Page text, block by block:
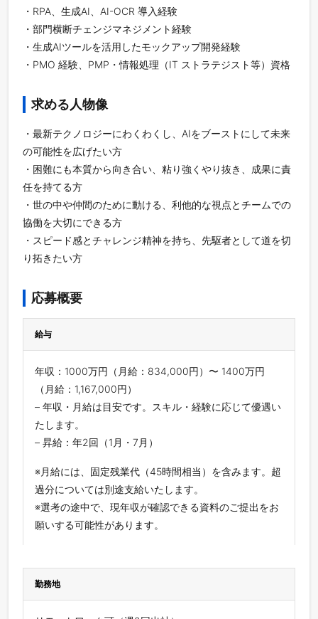
・RPA、生成AI、AI-OCR 導入経験
・部門横断チェンジマネジメント経験
・生成AIツールを活用したモックアップ開発経験
・PMO 経験、PMP・情報処理（IT ストラテジスト等）資格
求める人物像
・最新テクノロジーにわくわくし、AIをブーストにして未来
の可能性を広げたい方
・困難にも本質から向き合い、粘り強くやり抜き、成果に責
任を持てる方
・世の中や仲間のために動ける、利他的な視点とチームでの
協働を大切にできる方
・スピード感とチャレンジ精神を持ち、先駆者として道を切
り拓きたい方
応募概要
給与
年収：1000万円（月給：834,000円）〜 1400万円
（月給：1,167,000円）
– 年収・月給は目安です。スキル・経験に応じて優遇い
たします。
– 昇給：年2回（1月・7月）
※月給には、固定残業代（45時間相当）を含みます。超
過分については別途支給いたします。
※選考の途中で、現年収が確認できる資料のご提出をお
願いする可能性があります。
勤務地